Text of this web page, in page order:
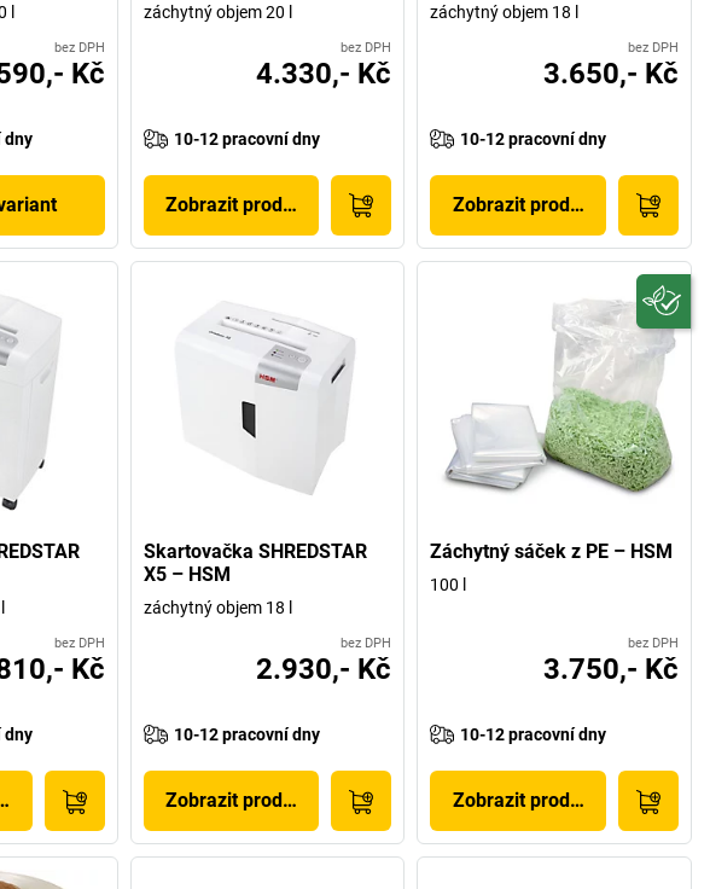
l
bez DPH
Kč
dny
záchytný objem 20 l
bez DPH
4.330,- Kč
10-12 pracovní dny
Zobrazit produkt
záchytný objem 18 l
bez DPH
3.650,- Kč
10-12 pracovní dny
Zobrazit produkt
bez DPH
Kč
dny
Skartovačka SHREDSTAR
X5 – HSM
záchytný objem 18 l
bez DPH
2.930,- Kč
10-12 pracovní dny
Zobrazit produkt
Záchytný sáček z PE – HSM
100 l
bez DPH
3.750,- Kč
10-12 pracovní dny
Zobrazit produkt